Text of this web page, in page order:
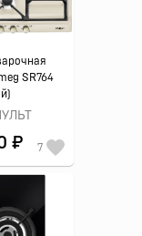
SR764
₽ 7